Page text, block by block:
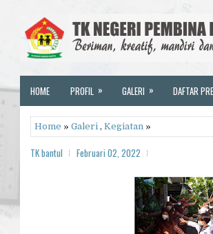
HOME PROFIL » GALERI » DAFTAR
Home » Galeri , Kegiatan »
TK bantul Februari 02, 2022